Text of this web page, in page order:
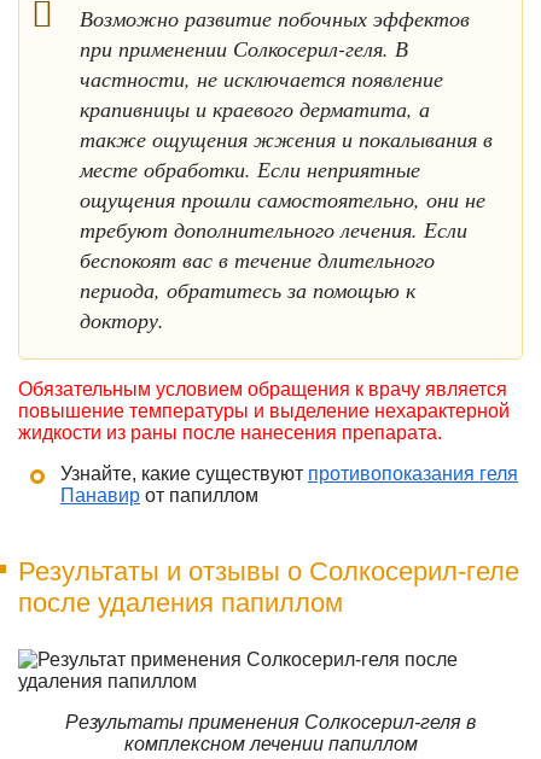
Возможно развитие побочных эффектов
при применении Солкосерил-геля. В
частности, не исключается появление
крапивницы и краевого дерматита, а
также ощущения жжения и покалывания в
месте обработки. Если неприятные
ощущения прошли самостоятельно, они не
требуют дополнительного лечения. Если
беспокоят вас в течение длительного
периода, обратитесь за помощью к
доктору.
Обязательным условием обращения к врачу является
повышение температуры и выделение нехарактерной
жидкости из раны после нанесения препарата.
Узнайте, какие существуют противопоказания геля
Панавир от папиллом
Результаты и отзывы о Солкосерил-геле
после удаления папиллом
Результаты применения Солкосерил-геля в
комплексном лечении папиллом